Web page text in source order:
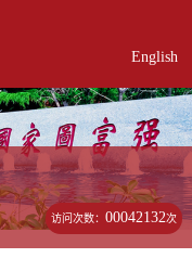
English
访问次数：00042132次